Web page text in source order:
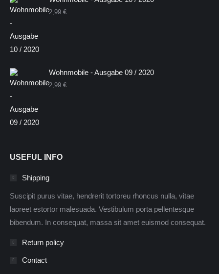
2,99 €
Wohnmobile - Ausgabe 09 / 2020
2,99 €
USEFUL INFO
Shipping
Suscipit purus vitae, hendrerit tortoreu rhoncus nulla, vitae
laoreet estortor malesuada. Vestibulum porta pellentesque
bibendum. In consequat, massa sit amet euismod consequat.
Return policy
Contact